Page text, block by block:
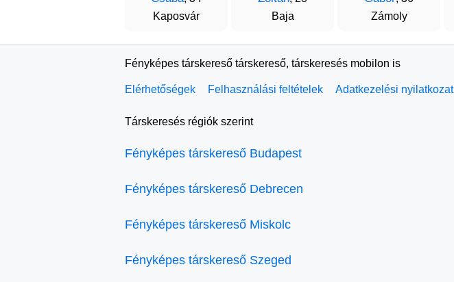
Kaposvár
Baja
Zámoly
Fényképes társkereső társkereső, társkeresés mobilon is
Elérhetőségek Felhasználási feltételek Adatkezelési nyilatkozat
Társkeresés régiók szerint
Fényképes társkereső Budapest
Fényképes társkereső Debrecen
Fényképes társkereső Miskolc
Fényképes társkereső Szeged